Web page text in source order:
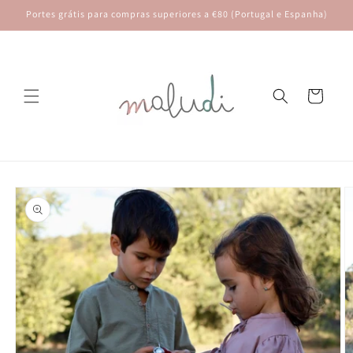
para o
conteúdo
Portes grátis para compras superiores a €80 (Portugal e Espanha)
Carrinho
a
informação
do produto